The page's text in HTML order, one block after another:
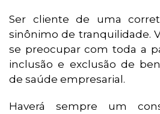
Ser cliente de uma
sinônimo de tranquilidade.
se preocupar com toda a
inclusão e exclusão de
de saúde empresarial.
Haverá sempre um